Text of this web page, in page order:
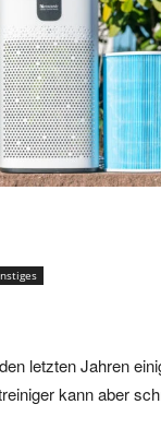
letzten Jahren
kann aber